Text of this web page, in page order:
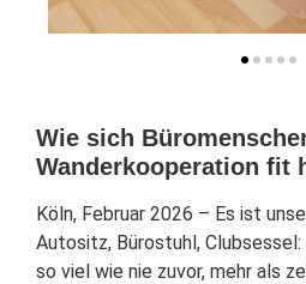
Wie sich
Wanderkooperation fit
Köln, Februar 2026 – Es ist
Autositz, Bürostuhl,
so viel wie nie zuvor, mehr als